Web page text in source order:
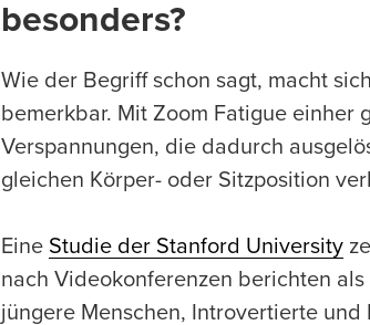
besonders?
Wie der Begriff schon sagt, macht
bemerkbar. Mit Zoom Fatigue einher
Verspannungen, die dadurch
gleichen Körper- oder Sitzposition
Eine Studie der Stanford University
nach Videokonferenzen berichten
jüngere Menschen, Introvertierte